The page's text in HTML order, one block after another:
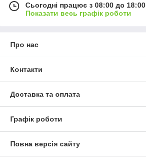
Сьогодні працює з 08:00 до 18:00
Показати весь графік роботи
Про нас
Контакти
Доставка та оплата
Графік роботи
Повна версія сайту